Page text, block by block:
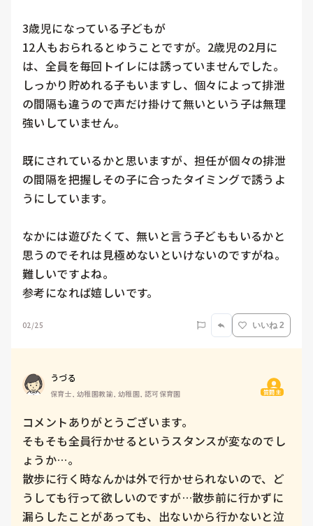
3歳児になっている子どもが
12人もおられるとゆうことですが。2歳児の2月に
は、全員を毎回トイレには誘っていませんでした。
しっかり貯めれる子もいますし、個々によって排泄
の間隔も違うので声だけ掛けて無いという子は無理
強いしていません。
既にされているかと思いますが、担任が個々の排泄
の間隔を把握しその子に合ったタイミングで誘うよ
うにしています。
なかには遊びたくて、無いと言う子どももいるかと
思うのでそれは見極めないといけないのですがね。
難しいですよね。
参考になれば嬉しいです。
02/25 いいね 2
うづる
保育士, 幼稚園教諭, 幼稚園, 認可保育園 質問主
コメントありがとうございます。
そもそも全員行かせるというスタンスが変なのでし
ょうか…。
散歩に行く時なんかは外で行かせられないので、ど
うしても行って欲しいのですが…散歩前に行かずに
漏らしたことがあっても、出ないから行かないと泣